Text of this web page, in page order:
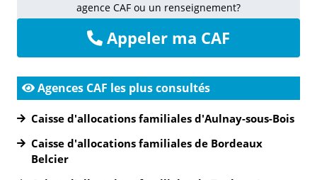
agence CAF ou un renseignement?
Appeler ma CAF
Agences CAF les plus consultés
Caisse d'allocations familiales d'Aulnay-sous-Bois
Caisse d'allocations familiales de Bordeaux
Belcier